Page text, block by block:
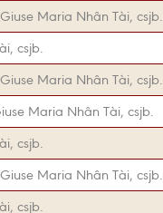
Maria Nhân Tài, csjb.
csjb.
Maria Nhân Tài, csjb.
Maria Nhân Tài, csjb.
csjb.
Maria Nhân Tài, csjb.
csjb.